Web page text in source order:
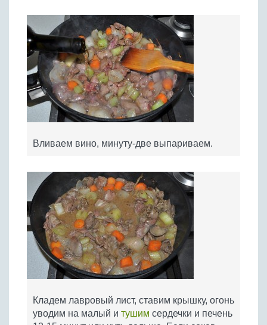
Вливаем вино, минуту-две выпариваем.
Кладем лавровый лист, ставим крышку, огонь
уводим на малый и тушим сердечки и печень